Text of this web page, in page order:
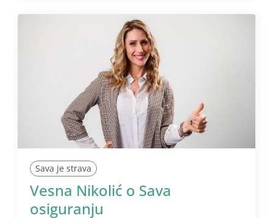
Sava je strava
Vesna Nikolić o Sava
osiguranju